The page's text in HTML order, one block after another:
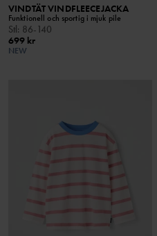
VINDTÄT VINDFLEECEJACKA
Funktionell och sportig i mjuk pile
Stl: 86-140
699 kr
NEW